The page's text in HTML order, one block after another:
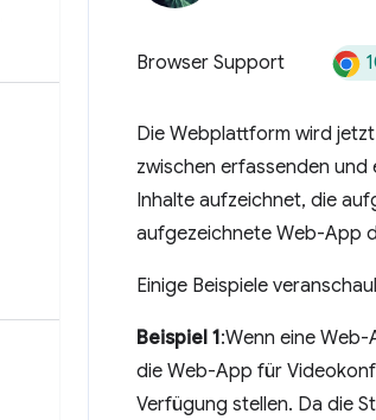
Browser Support
Die Webplattform wird
zwischen erfassenden
Inhalte aufzeichnet, die
aufgezeichnete Web-App
Einige Beispiele
Beispiel 1:Wenn eine
die Web-App für
Verfügung stellen. Da die